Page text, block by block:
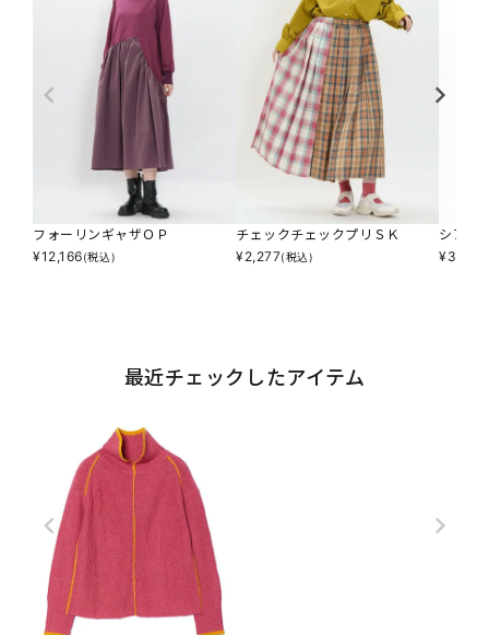
フォーリンギャザＯＰ
¥12,166(税込)
チェックチェックプリＳＫ
¥2,277(税込)
シアス
¥3,234
最近チェックしたアイテム